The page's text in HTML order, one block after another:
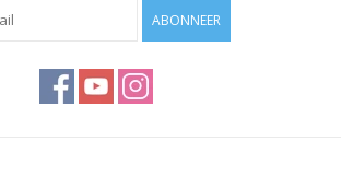
gel aan en hard deze 1 min uit
laag en hard deze 1 min uit (hierna kun je
met een 180 gritt de nagel glad
ABONNEER